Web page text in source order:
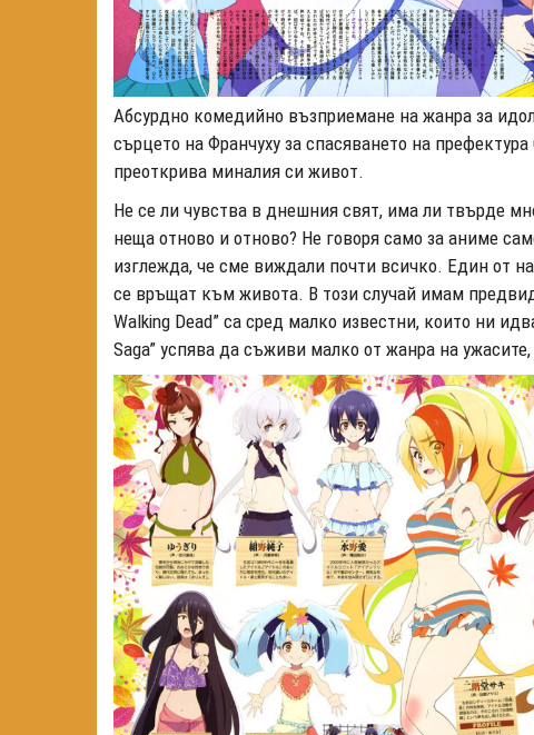
Абсурдно комедийно възприемане на жанра за
сърцето на Франчуху за спасяването на
преоткрива миналия си живот.
Не се ли чувства в днешния свят, има ли твърде
неща отново и отново? Не говоря само за аниме
изглежда, че сме виждали почти всичко. Един от
се връщат към живота. В този случай имам
Walking Dead” са сред малко известни, които ни
Saga” успява да съживи малко от жанра на